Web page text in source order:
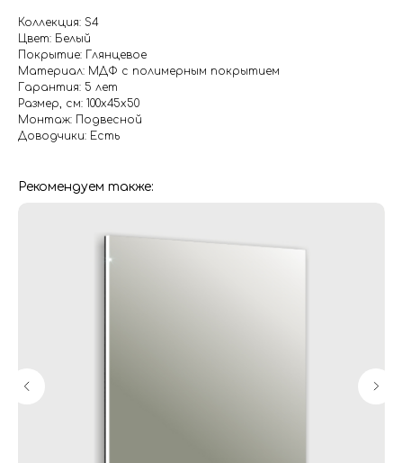
Коллекция: S4
Цвет: Белый
Покрытие: Глянцевое
Материал: МДФ с полимерным покрытием
Гарантия: 5 лет
Размер, см: 100х45х50
Монтаж: Подвесной
Доводчики: Есть
Рекомендуем также:
+7 (495) 782-78-74